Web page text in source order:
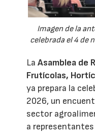
Imagen de la
celebrada el 4 de
LaAsamblea de
Frutícolas,
ya prepara la
2026, un
sector
a